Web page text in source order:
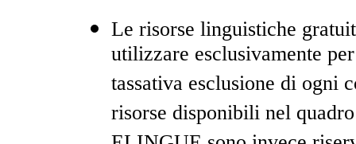
Le risorse linguistiche
utilizzare esclusivamente
tassativa esclusione di ogni
risorse disponibili nel